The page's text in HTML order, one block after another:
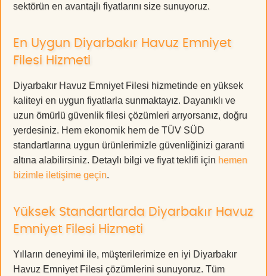
sektörün en avantajlı fiyatlarını size sunuyoruz.
En Uygun Diyarbakır Havuz Emniyet
Filesi Hizmeti
Diyarbakır Havuz Emniyet Filesi hizmetinde en yüksek
kaliteyi en uygun fiyatlarla sunmaktayız. Dayanıklı ve
uzun ömürlü güvenlik filesi çözümleri arıyorsanız, doğru
yerdesiniz. Hem ekonomik hem de TÜV SÜD
standartlarına uygun ürünlerimizle güvenliğinizi garanti
altına alabilirsiniz. Detaylı bilgi ve fiyat teklifi için hemen
bizimle iletişime geçin.
Yüksek Standartlarda Diyarbakır Havuz
Emniyet Filesi Hizmeti
Yılların deneyimi ile, müşterilerimize en iyi Diyarbakır
Havuz Emniyet Filesi çözümlerini sunuyoruz. Tüm